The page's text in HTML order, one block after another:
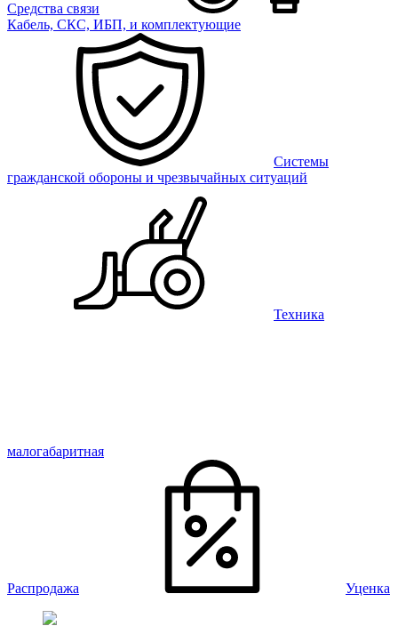
Средства связи
Кабель, СКС, ИБП, и комплектующие
Системы
гражданской обороны и чрезвычайных ситуаций
Техника
малогабаритная
Распродажа Уценка